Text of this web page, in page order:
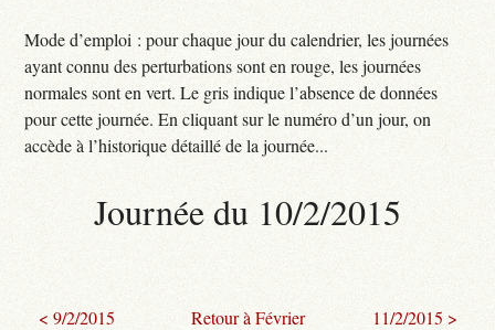
Mode d’emploi : pour chaque jour du calendrier, les journées
ayant connu des perturbations sont en rouge, les journées
normales sont en vert. Le gris indique l’absence de données
pour cette journée. En cliquant sur le numéro d’un jour, on
accède à l’historique détaillé de la journée...
Journée du 10/2/2015
< 9/2/2015
Retour à Février
11/2/2015 >